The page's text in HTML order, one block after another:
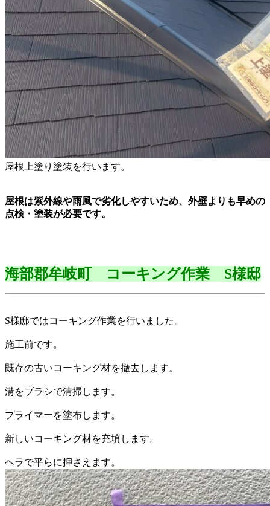
屋根上塗り塗装を行います。
屋根は紫外線や雨風で劣化しやすいため、外壁よりも早めの
点検・塗装が必要です。
海部郡牟岐町 コーキング作業 S様邸
S様邸ではコーキング作業を行いました。
施工前です。
既存の古いコーキング材を撤去します。
溝をブラシで清掃します。
プライマーを塗布します。
新しいコーキング材を充填します。
ヘラで平らに押さえます。